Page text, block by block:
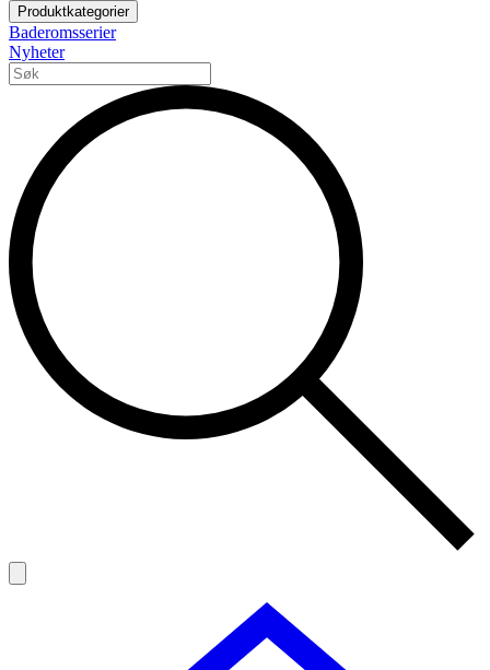
Produktkategorier
Baderomsserier
Nyheter